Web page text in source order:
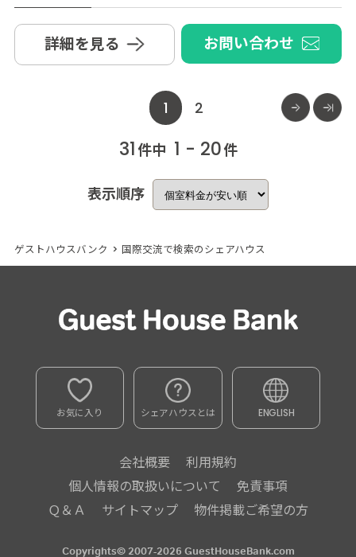
詳細を見る お問い合わせ
1 2
31 件中 1 - 20件
表示順序
ゲストハウスバンク > 国際交流で検索のシェアハウス
お気に入り シェアハウスとは ENGLISH
会社概要
利用規約
個人情報の取扱いについて
免責事項
Ｑ＆Ａ
サイトマップ 物件掲載ご希望の方
Copyrights© 2007-2026 GuestHouseBank.com